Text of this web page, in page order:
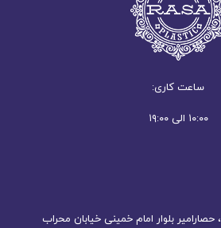
ساعت کاری:
۱۰:۰۰ الی ۱۹:۰۰
بلوار امام خمینی خیابان محراب